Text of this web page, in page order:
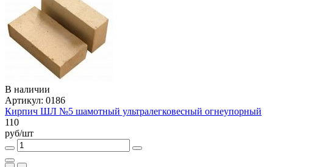
В наличии
Артикул: 0186
Кирпич ШЛ №5 шамотный ультралегковесный огнеупорный
110
руб/шт